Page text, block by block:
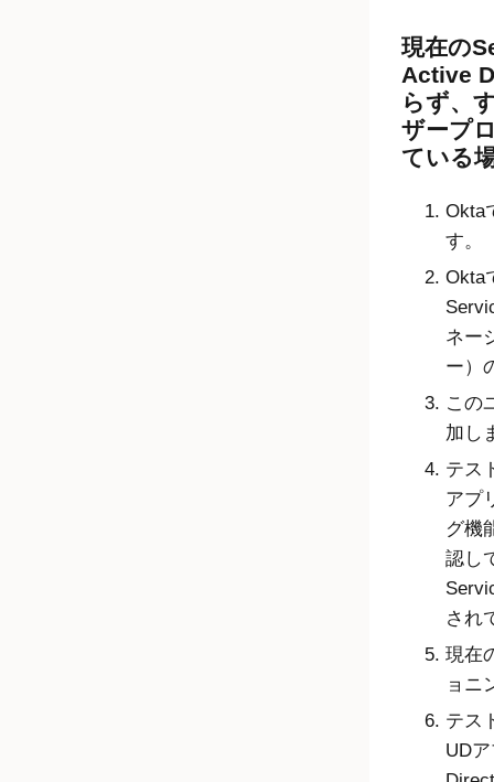
現在の
Active
らず、
ザープ
ている
Okta
す。
Okta
ネー
ー）
この
加し
テス
アプ
グ機
認し
され
現在
ョニ
テス
UD